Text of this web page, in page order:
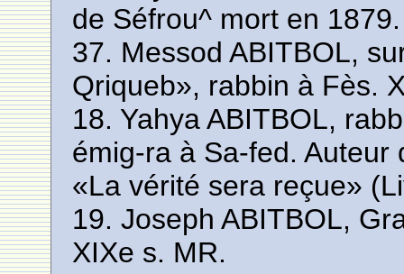
de Séfrou^ mort en
37. Messod ABITBOL,
Qriqueb», rabbin à Fès.
18. Yahya ABITBOL,
émig-ra à Sa-fed. Auteur
«La vérité sera reçue»
19. Joseph ABITBOL,
XIXe s. MR.